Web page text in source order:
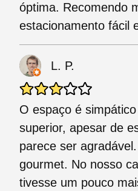
óptima. Recomendo
estacionamento fácil
L. P.
O espaço é
superior, apesar de
parece ser
gourmet. No nosso
tivesse um pouco